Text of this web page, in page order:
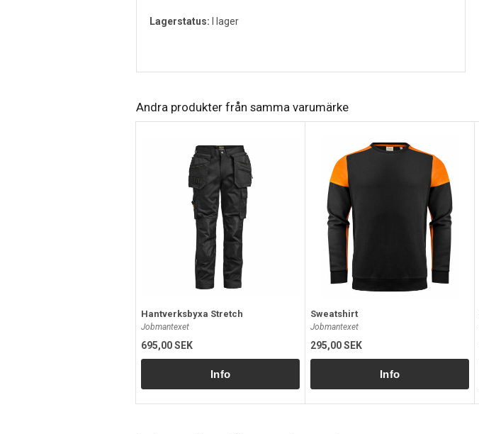
Lagerstatus: I lager
Andra produkter från samma varumärke
Hantverksbyxa Stretch
Jobmantexet
695,00 SEK
Sweatshirt
Jobmantexet
295,00 SEK